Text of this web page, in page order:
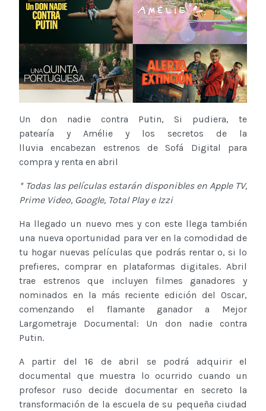
Un don nadie contra Putin, Si pudiera, te
patearía y Amélie y los secretos de la
lluvia encabezan estrenos de Sofá Digital para
compra y renta en abril
* Todas las películas estarán disponibles en Apple TV,
Prime Video, Google, Total Play e Izzi
Ha llegado un nuevo mes y con este llega también
una nueva oportunidad para ver en la comodidad de
tu hogar nuevas películas que podrás rentar o, si lo
prefieres, comprar en plataformas digitales. Abril
trae estrenos que incluyen filmes ganadores y
nominados en la más reciente edición del Oscar,
comenzando el flamante ganador a Mejor
Largometraje Documental: Un don nadie contra
Putin.
A partir del 16 de abril se podrá adquirir el
documental que muestra lo ocurrido cuando un
profesor ruso decide documentar en secreto la
transformación de la escuela de su pequeña ciudad